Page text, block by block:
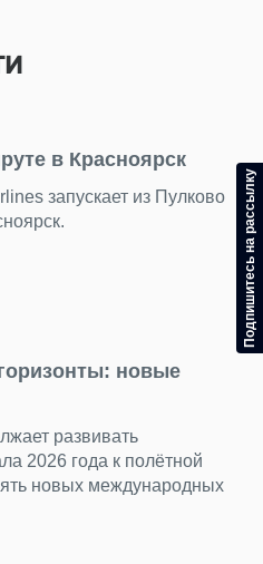
в Красноярск
запускает из Пулково
новые
развивать
2026 года к полётной
новых международных
Подпишитесь на рассылку